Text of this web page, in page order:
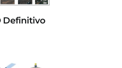
Definitivo